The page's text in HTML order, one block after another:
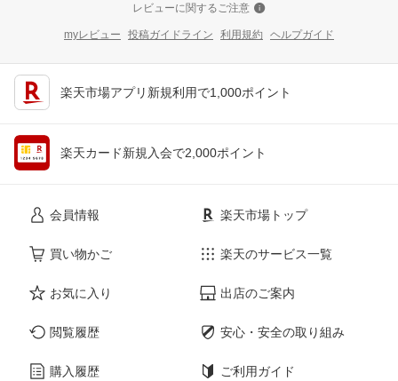
レビューに関するご注意
myレビュー 投稿ガイドライン 利用規約 ヘルプガイド
楽天市場アプリ新規利用で1,000ポイント
楽天カード新規入会で2,000ポイント
会員情報
買い物かご
お気に入り
閲覧履歴
購入履歴
楽天市場トップ
楽天のサービス一覧
出店のご案内
安心・安全の取り組み
ご利用ガイド